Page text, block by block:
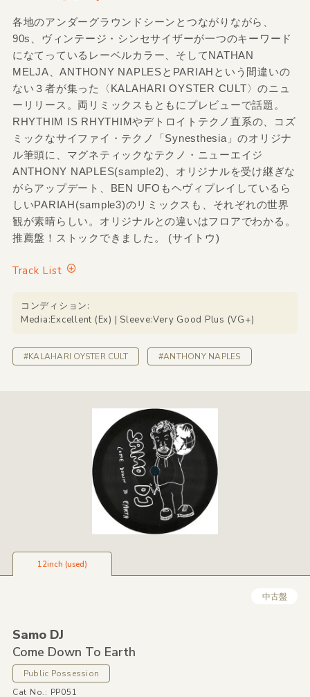
各地のアンダーグラウンドシーンとつながりながら、
90s、ヴィンテージ・シンセサイザーが一つのキーワード
になてっているレーベルカラー、そしてNATHAN
MELJA、ANTHONY NAPLESとPARIAHという間違いの
ない３者が集った〈KALAHARI OYSTER CULT〉のニュ
ーリリース。両リミックスもともにプレビューで話題。
RHYTHIM IS RHYTHIMやデトロイトテクノ直系の、コズ
ミックなサイファイ・テクノ「Synesthesia」のオリジナ
ル筆頭に、マグネティックなテクノ・ニューエイジ
ANTHONY NAPLES(sample2)、オリジナルを受け継ぎな
がらアップデート、BEN UFOもヘヴィプレイしているら
しいPARIAH(sample3)のリミックスも、それぞれの世界
観が素晴らしい。オリジナルとの違いはフロアでわかる。
推薦盤！ストックできました。 (サイトウ)
Track List
コンディション:
Media:Excellent (Ex) | Sleeve:Very Good Plus (VG+)
#KALAHARI OYSTER CULT #ANTHONY NAPLES
12inch (used)
中古盤
Samo DJ
Come Down To Earth
Public Possession
Cat No.: PP051